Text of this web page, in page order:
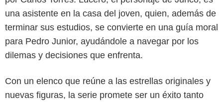
una asistente en la casa del joven, quien, además de
terminar sus estudios, se convierte en una guía moral
para Pedro Junior, ayudándole a navegar por los
dilemas y decisiones que enfrenta.
Con un elenco que reúne a las estrellas originales y
nuevas figuras, la serie promete ser un éxito tanto